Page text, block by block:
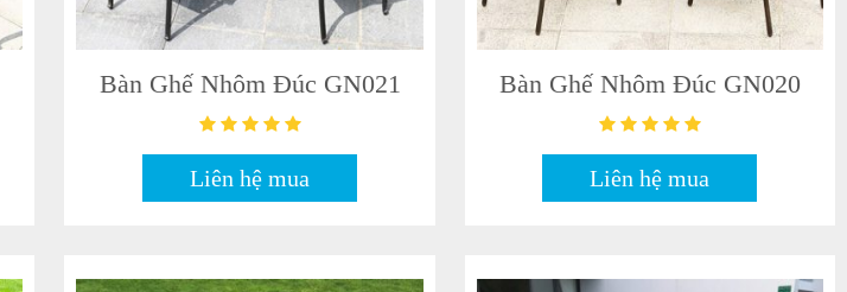
Bàn Ghế Nhôm Đúc GN021
Liên hệ mua
Bàn Ghế Nhôm Đúc GN020
Liên hệ mua